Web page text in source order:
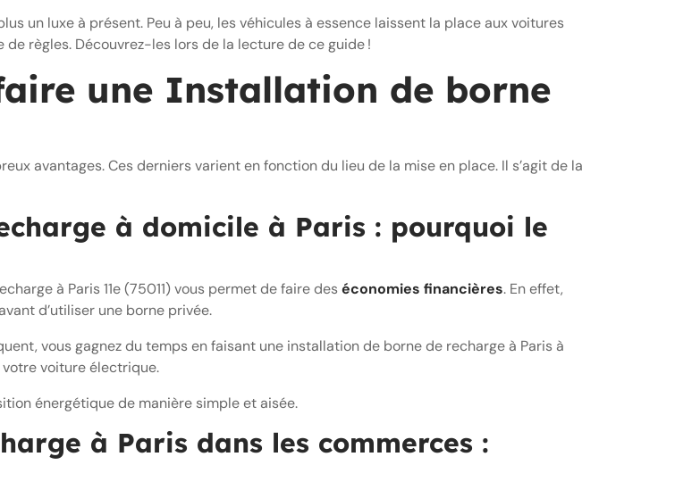
un luxe à présent. Peu à peu, les véhicules à essence laissent la place aux voitures
règles. Découvrez-les lors de la lecture de ce guide !
une Installation de borne
avantages. Ces derniers varient en fonction du lieu de la mise en place. Il s’agit de la
à domicile à Paris : pourquoi le
à Paris 11e (75011) vous permet de faire deséconomies financières. En effet,
d’utiliser une borne privée.
vous gagnez du temps en faisant une installation de borne de recharge à Paris à
votre voiture électrique.
énergétique de manière simple et aisée.
à Paris dans les commerces :